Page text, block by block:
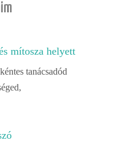
mítosza helyett
tanácsadód